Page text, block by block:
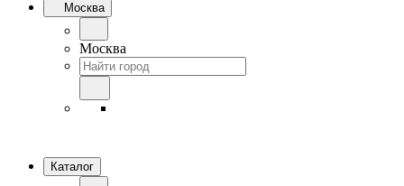
Москва
Москва
Каталог